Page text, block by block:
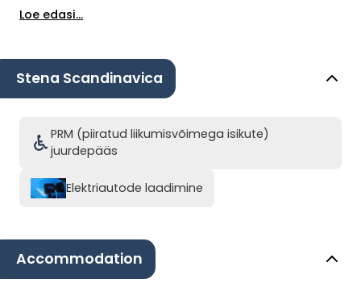
teie.
Loe edasi...
Stena Scandinavica
PRM (piiratud liikumisvõimega isikute)
juurdepääs
Elektriautode laadimine
Accommodation